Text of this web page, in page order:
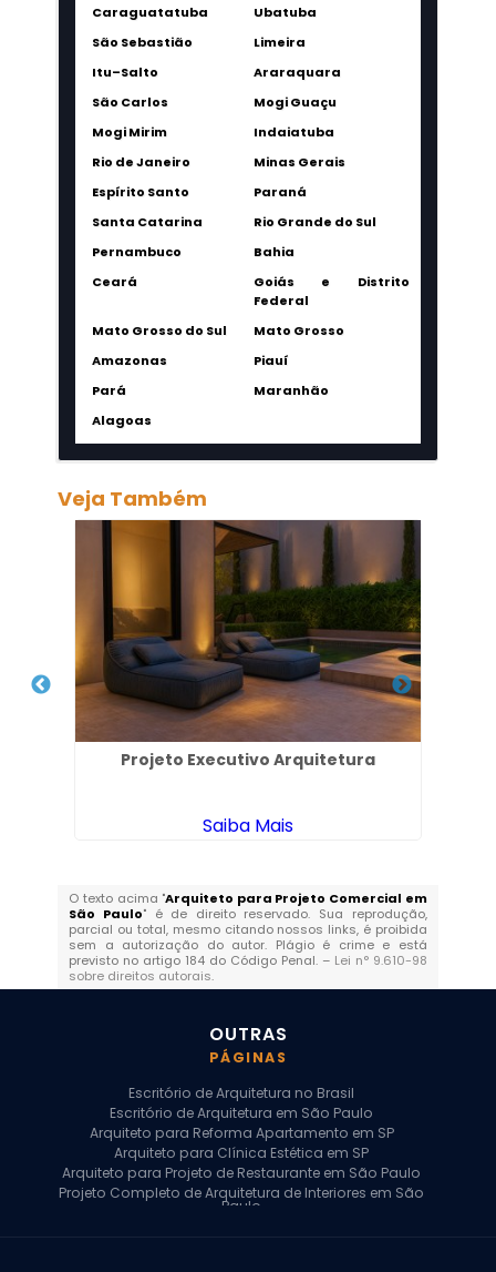
Caraguatatuba
Ubatuba
São Sebastião
Limeira
Itu–Salto
Araraquara
São Carlos
Mogi Guaçu
Mogi Mirim
Indaiatuba
Rio de Janeiro
Minas Gerais
Espírito Santo
Paraná
Santa Catarina
Rio Grande do Sul
Pernambuco
Bahia
Ceará
Goiás e Distrito
Federal
Mato Grosso do Sul
Mato Grosso
Amazonas
Piauí
Pará
Maranhão
Alagoas
Veja Também
Projeto Executivo Arquitetura
Saiba Mais
O texto acima "Arquiteto para Projeto Comercial em
São Paulo" é de direito reservado. Sua reprodução,
parcial ou total, mesmo citando nossos links, é proibida
sem a autorização do autor. Plágio é crime e está
previsto no artigo 184 do Código Penal. – Lei n° 9.610-98
sobre direitos autorais.
OUTRAS
PÁGINAS
Escritório de Arquitetura no Brasil
Escritório de Arquitetura em São Paulo
Arquiteto para Reforma Apartamento em SP
Arquiteto para Clínica Estética em SP
Arquiteto para Projeto de Restaurante em São Paulo
Projeto Completo de Arquitetura de Interiores em São
Paulo